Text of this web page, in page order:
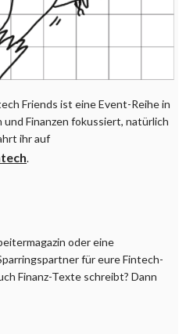
Friends ist eine Event-Reihe in
und Finanzen fokussiert, natürlich
ihr auf
.
oder eine
für eure Fintech-
Finanz-Texte schreibt? Dann